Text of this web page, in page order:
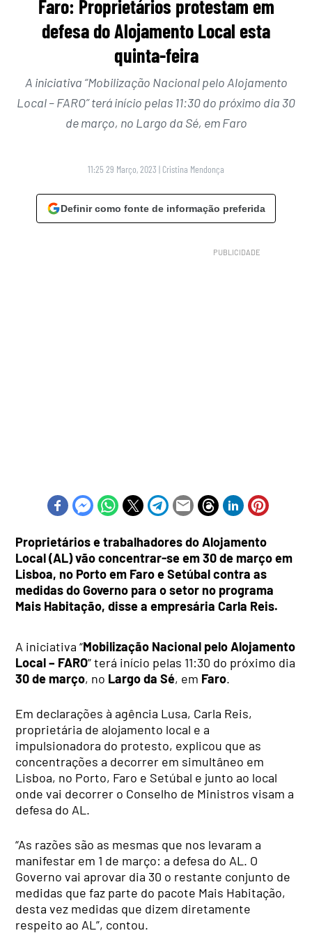
Faro: Proprietários protestam em
defesa do Alojamento Local esta
quinta-feira
A iniciativa “Mobilização Nacional pelo Alojamento
Local – FARO” terá início pelas 11:30 do próximo dia 30
de março, no Largo da Sé, em Faro
11:25 29 Março, 2023 | Cristina Mendonça
Definir como fonte de informação preferida
Proprietários e trabalhadores do Alojamento
Local (AL) vão concentrar-se em 30 de março em
Lisboa, no Porto em Faro e Setúbal contra as
medidas do Governo para o setor no programa
Mais Habitação, disse a empresária Carla Reis.
A iniciativa “Mobilização Nacional pelo Alojamento
Local – FARO” terá início pelas 11:30 do próximo dia
30 de março, no Largo da Sé, em Faro.
Em declarações à agência Lusa, Carla Reis,
proprietária de alojamento local e a
impulsionadora do protesto, explicou que as
concentrações a decorrer em simultâneo em
Lisboa, no Porto, Faro e Setúbal e junto ao local
onde vai decorrer o Conselho de Ministros visam a
defesa do AL.
“As razões são as mesmas que nos levaram a
manifestar em 1 de março: a defesa do AL. O
Governo vai aprovar dia 30 o restante conjunto de
medidas que faz parte do pacote Mais Habitação,
desta vez medidas que dizem diretamente
respeito ao AL”, contou.